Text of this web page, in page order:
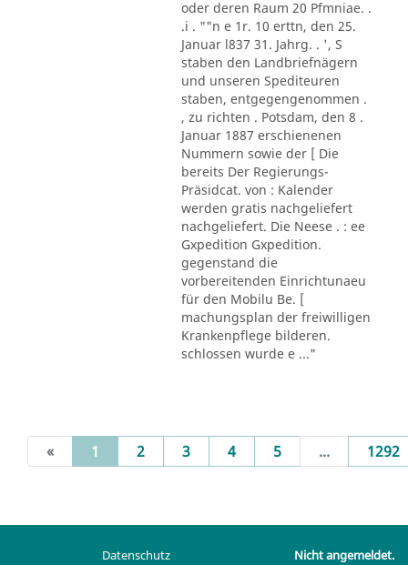
oder deren Raum 20 Pfmniae. .
.i . ""n e 1r. 10 erttn, den 25.
Januar l837 31. Jahrg. . ', S
staben den Landbriefnägern
und unseren Spediteuren
staben, entgegengenommen .
, zu richten . Potsdam, den 8 .
Januar 1887 erschienenen
Nummern sowie der [ Die
bereits Der Regierungs-
Präsidcat. von : Kalender
werden gratis nachgeliefert
nachgeliefert. Die Neese . : ee
Gxpedition Gxpedition.
gegenstand die
vorbereitenden Einrichtunaeu
für den Mobilu Be. [
machungsplan der freiwilligen
Krankenpflege bilderen.
schlossen wurde e ..."
« 1 (current)
2 3 4 5 ... 1292
Datenschutz
Nicht angemeldet.